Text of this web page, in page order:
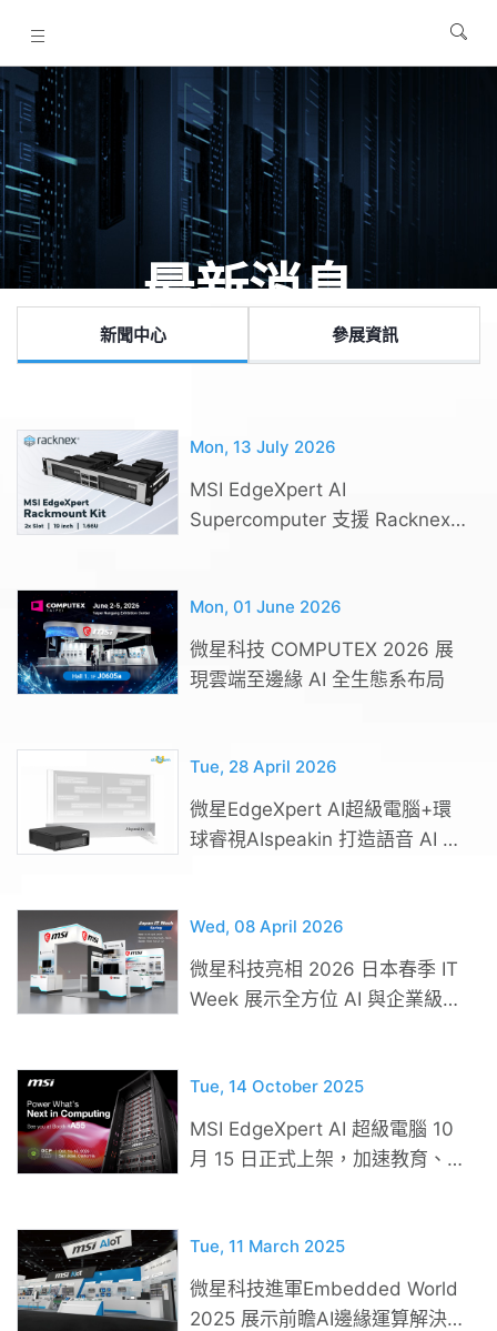
最新消息
新聞中心 參展資訊
Mon, 13 July 2026
MSI EdgeXpert AI
Supercomputer 支援 Racknex
Mon, 01 June 2026
微星科技 COMPUTEX 2026 展
現雲端至邊緣 AI 全生態系布局
Tue, 28 April 2026
微星EdgeXpert AI超級電腦+環
球睿視AIspeakin 打造語音 AI 邊
Wed, 08 April 2026
微星科技亮相 2026 日本春季 IT
Week 展示全方位 AI 與企業級解
Tue, 14 October 2025
MSI EdgeXpert AI 超級電腦 10
月 15 日正式上架，加速教育、研
Tue, 11 March 2025
微星科技進軍Embedded World
2025 展示前瞻AI邊緣運算解決方